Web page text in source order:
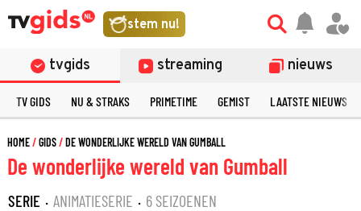
stem nu!
tvgids streaming nieuws
TV GIDS NU & STRAKS PRIMETIME GEMIST LAATSTE NIEUWS
HOME GIDS DE WONDERLIJKE WERELD VAN GUMBALL
De wonderlijke wereld van Gumball
SERIE · ANIMATIESERIE · 6 SEIZOENEN